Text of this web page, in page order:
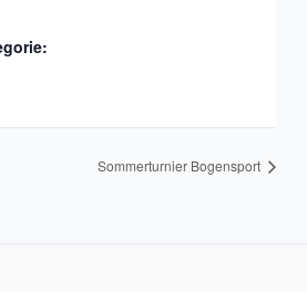
Sommerturnier Bogensport